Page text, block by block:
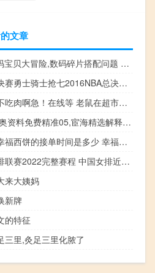
文章
PSP数码宝贝大冒险,数码碎片搭配问题 psp数码宝贝大冒险
NBA总决赛勇士骑士抢七2016NBA总决赛第七场勇士vs骑士比分是多少 nba勇士骑士总决赛2017
老鼠吃不吃肉啊急！在线等 老鼠在超市冷柜吃肉
2024新奥资料免费精准05,宦海精选解释落实_3D56.16.28
怀化市幸福西饼的接单时间是多少 幸福西饼加盟费多少钱
世界女排联赛2022完整赛程 中国女排近期赛程表
来大姨妈
新牌
的特征
三里,灸足三里化脓了